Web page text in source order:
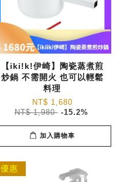
【iki!k!伊崎】陶瓷蒸煮煎
炒鍋 不需開火 也可以輕鬆
料理
NT$ 1,680
NT$ 1,980 -15.2%
加入購物車
優惠